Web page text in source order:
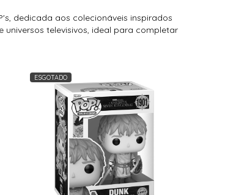
dedicada aos colecionáveis inspirados
televisivos, ideal para completar
ESGOTADO